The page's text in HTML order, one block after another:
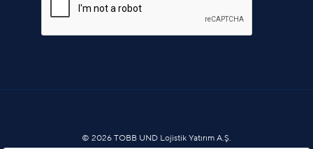
© 2026 TOBB UND Lojistik Yatırım A.Ş.